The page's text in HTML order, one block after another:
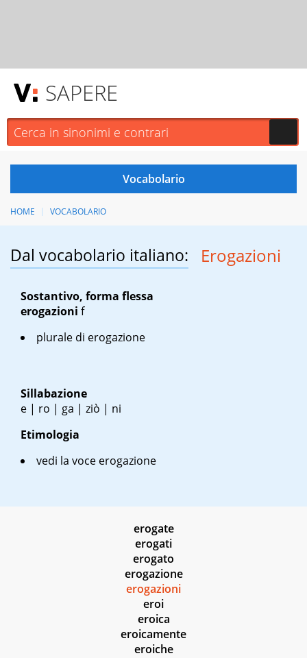
SAPERE
HOME VOCABOLARIO
Dal vocabolario italiano: Erogazioni
Sostantivo, forma flessa
erogazioni f
plurale di erogazione
Sillabazione
e | ro | ga | ziò | ni
Etimologia
vedi la voce erogazione
erogate
erogati
erogato
erogazione
erogazioni
eroi
eroica
eroicamente
eroiche